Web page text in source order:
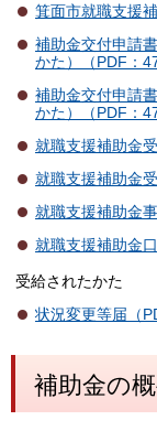
箕面市就職支援
補助金交付申請
かた）（PDF：
補助金交付申請
かた）（PDF：
就職支援補助金
就職支援補助金
就職支援補助金
就職支援補助金
受給されたかた
状況変更等届（
補助金の